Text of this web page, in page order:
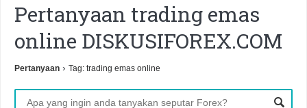
Pertanyaan trading emas
online DISKUSIFOREX.COM
Pertanyaan › Tag: trading emas online